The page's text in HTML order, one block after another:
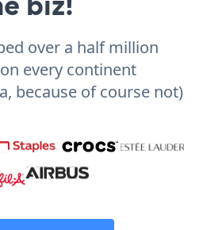
over a half million
every continent
because of course not)